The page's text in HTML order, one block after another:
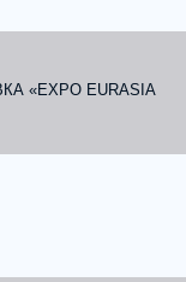
EURASIA